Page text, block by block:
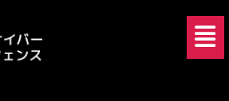
メ
ニ
ュ